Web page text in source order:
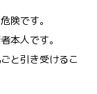
険です。
本人です。
と引き受けるこ